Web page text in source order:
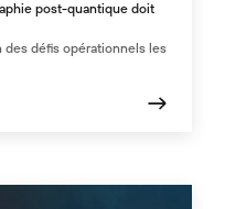
post-quantique doit
des défis opérationnels les